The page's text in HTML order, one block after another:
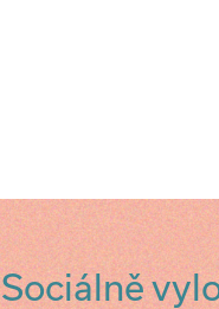
Sociálně